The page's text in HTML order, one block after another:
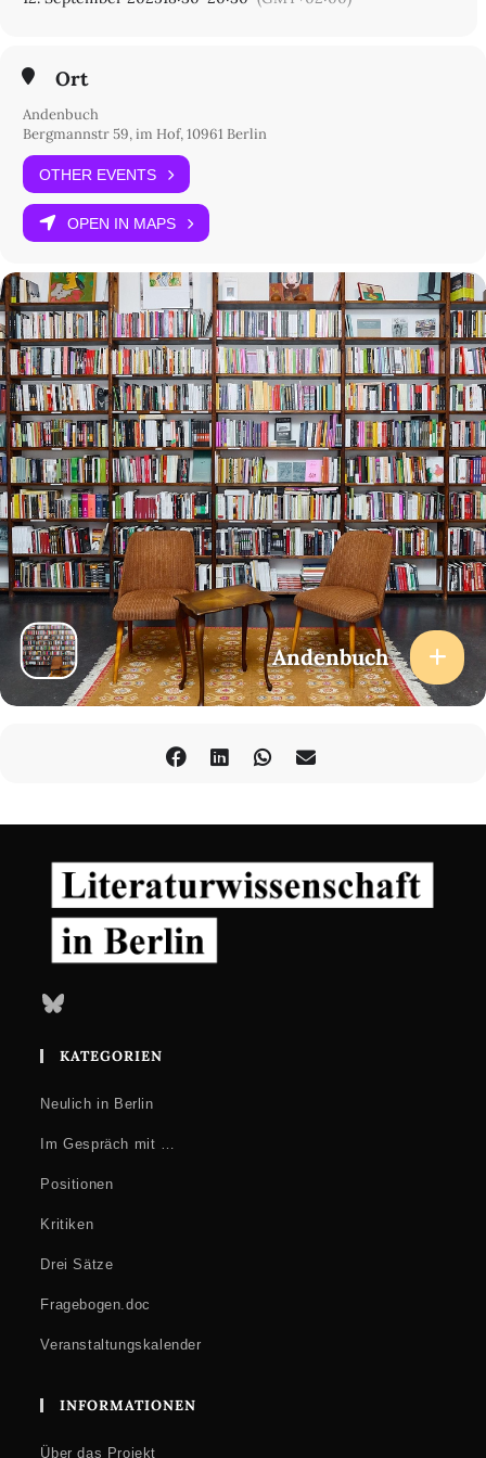
Ort
Andenbuch
Bergmannstr 59, im Hof, 10961 Berlin
OTHER EVENTS
OPEN IN MAPS
Andenbuch
Bluesky
KATEGORIEN
Neulich in Berlin
Im Gespräch mit …
Positionen
Kritiken
Drei Sätze
Fragebogen.doc
Veranstaltungskalender
INFORMATIONEN
Über das Projekt